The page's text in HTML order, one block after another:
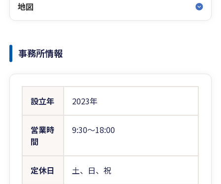
地図
事務所情報
設立年 2023年
営業時
間
9:30〜18:00
定休日 土、日、祝